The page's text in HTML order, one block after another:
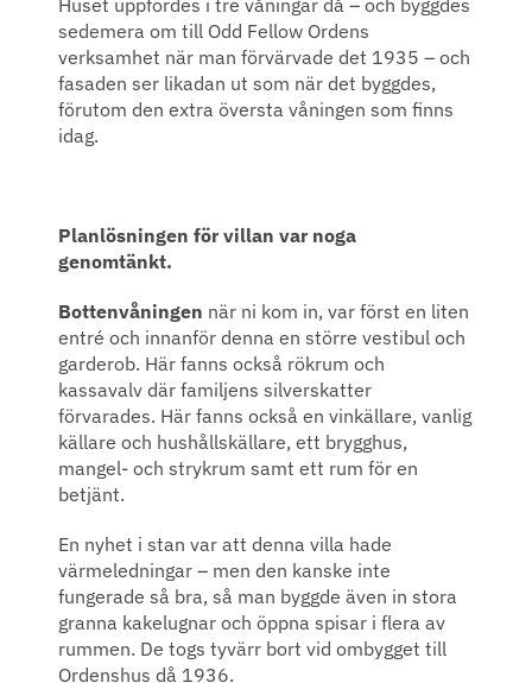
sedemera om till Odd Fellow Ordens
verksamhet när man förvärvade det 1935 – och
fasaden ser likadan ut som när det byggdes,
förutom den extra översta våningen som finns
idag.
Planlösningen för villan var noga
genomtänkt.
Bottenvåningen när ni kom in, var först en liten
entré och innanför denna en större vestibul och
garderob. Här fanns också rökrum och
kassavalv där familjens silverskatter
förvarades. Här fanns också en vinkällare, vanlig
källare och hushållskällare, ett brygghus,
mangel- och strykrum samt ett rum för en
betjänt.
En nyhet i stan var att denna villa hade
värmeledningar – men den kanske inte
fungerade så bra, så man byggde även in stora
granna kakelugnar och öppna spisar i flera av
rummen. De togs tyvärr bort vid ombygget till
Ordenshus då 1936.